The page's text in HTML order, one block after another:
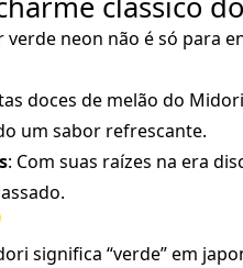
verde neon não é só para
doces de melão do
um sabor refrescante.
: Com suas raízes na era
significa “verde” em